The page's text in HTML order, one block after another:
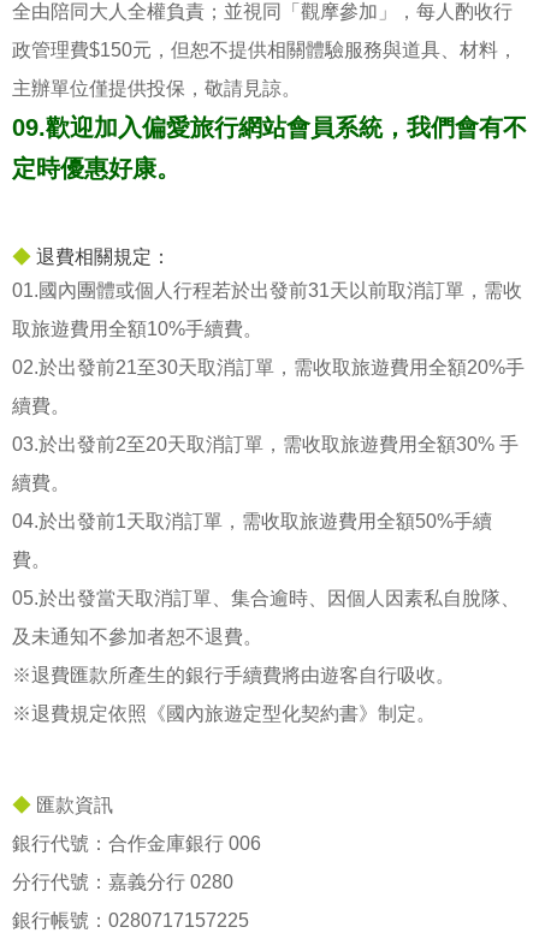
全由陪同大人全權負責；並視同「觀摩參加」，每人酌收行
政管理費$150元，但恕不提供相關體驗服務與道具、材料，
主辦單位僅提供投保，敬請見諒。
09.歡迎加入偏愛旅行網站會員系統，我們會有不
定時優惠好康。
◆ 退費相關規定：
01.國內團體或個人行程若於出發前31天以前取消訂單，需收
取旅遊費用全額10%手續費。
02.於出發前21至30天取消訂單，需收取旅遊費用全額20%手
續費。
03.於出發前2至20天取消訂單，需收取旅遊費用全額30% 手
續費。
04.於出發前1天取消訂單，需收取旅遊費用全額50%手續
費。
05.於出發當天取消訂單、集合逾時、因個人因素私自脫隊、
及未通知不參加者恕不退費。
※退費匯款所產生的銀行手續費將由遊客自行吸收。
※退費規定依照《國內旅遊定型化契約書》制定。
◆ 匯款資訊
銀行代號：合作金庫銀行 006
分行代號：嘉義分行 0280
銀行帳號： 0280717157225